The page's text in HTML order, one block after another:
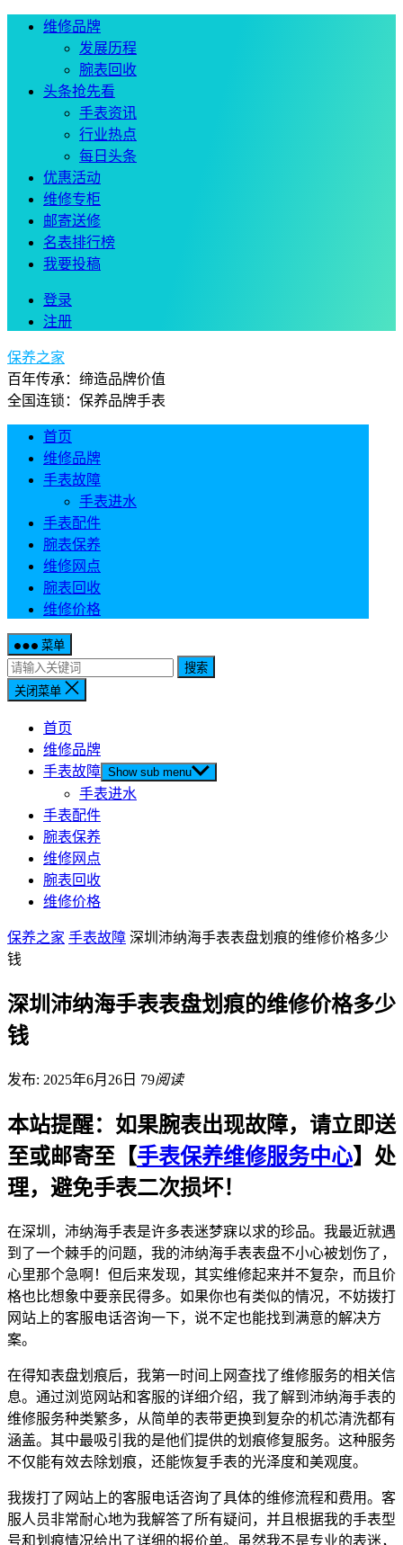
维修品牌
发展历程
腕表回收
头条抢先看
手表资讯
行业热点
每日头条
优惠活动
维修专柜
邮寄送修
名表排行榜
我要投稿
登录
注册
保养之家
百年传承：缔造品牌价值
全国连锁：保养品牌手表
首页
维修品牌
手表故障
手表进水
手表配件
腕表保养
维修网点
腕表回收
维修价格
菜单
搜索
关闭菜单
首页
维修品牌
手表故障 Show sub menu
手表进水
手表配件
腕表保养
维修网点
腕表回收
维修价格
保养之家 手表故障 深圳沛纳海手表表盘划痕的维修价格多少
钱
深圳沛纳海手表表盘划痕的维修价格多少
钱
发布: 2025年6月26日 79阅读
本站提醒：如果腕表出现故障，请立即送
至或邮寄至【手表保养维修服务中心】处
理，避免手表二次损坏！
在深圳，沛纳海手表是许多表迷梦寐以求的珍品。我最近就遇
到了一个棘手的问题，我的沛纳海手表表盘不小心被划伤了，
心里那个急啊！但后来发现，其实维修起来并不复杂，而且价
格也比想象中要亲民得多。如果你也有类似的情况，不妨拨打
网站上的客服电话咨询一下，说不定也能找到满意的解决方
案。
在得知表盘划痕后，我第一时间上网查找了维修服务的相关信
息。通过浏览网站和客服的详细介绍，我了解到沛纳海手表的
维修服务种类繁多，从简单的表带更换到复杂的机芯清洗都有
涵盖。其中最吸引我的是他们提供的划痕修复服务。这种服务
不仅能有效去除划痕，还能恢复手表的光泽度和美观度。
我拨打了网站上的客服电话咨询了具体的维修流程和费用。客
服人员非常耐心地为我解答了所有疑问，并且根据我的手表型
号和划痕情况给出了详细的报价单。虽然我不是专业的表迷，